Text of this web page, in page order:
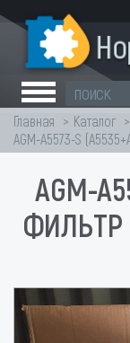
Главная Каталог
AGM-A5573-S
AGM-
ФИЛЬТР